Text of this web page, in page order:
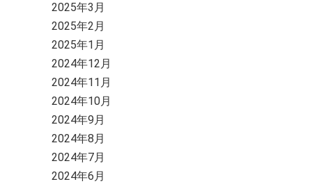
2025年3月
2025年2月
2025年1月
2024年12月
2024年11月
2024年10月
2024年9月
2024年8月
2024年7月
2024年6月